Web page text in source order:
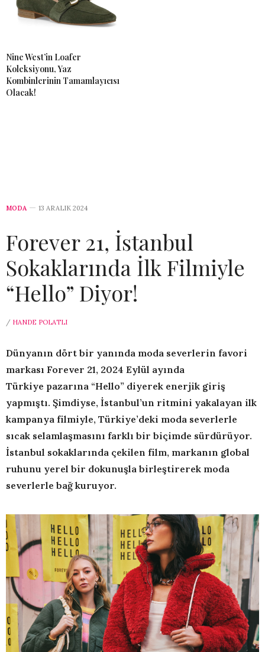
Nine West’in Loafer
Koleksiyonu, Yaz
Kombinlerinin Tamamlayıcısı
Olacak!
MODA 13 ARALIK 2024
Forever 21, İstanbul
Sokaklarında İlk Filmiyle
“Hello” Diyor!
/ HANDE POLATLI
Dünyanın dört bir yanında moda severlerin favori
markası Forever 21, 2024 Eylül ayında
Türkiye pazarına “Hello” diyerek enerjik giriş
yapmıştı. Şimdiyse, İstanbul’un ritmini yakalayan ilk
kampanya filmiyle, Türkiye’deki moda severlerle
sıcak selamlaşmasını farklı bir biçimde sürdürüyor.
İstanbul sokaklarında çekilen film, markanın global
ruhunu yerel bir dokunuşla birleştirerek moda
severlerle bağ kuruyor.